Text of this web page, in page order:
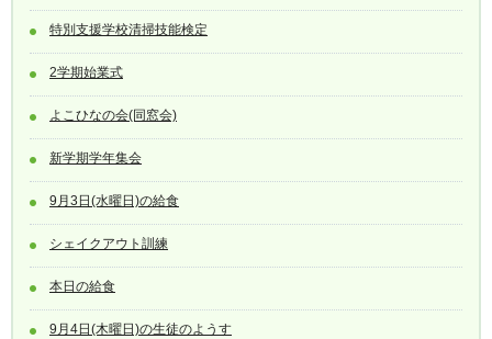
特別支援学校清掃技能検定
2学期始業式
よこひなの会(同窓会)
新学期学年集会
9月3日(水曜日)の給食
シェイクアウト訓練
本日の給食
9月4日(木曜日)の生徒のようす